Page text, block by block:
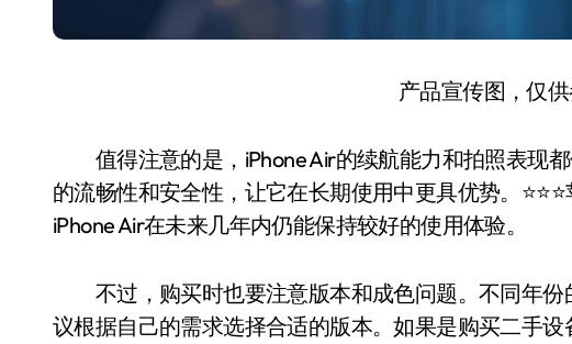
产品宣传图，仅
值得注意的是，iPhone Air的续航能力和拍照表现
的流畅性和安全性，让它在长期使用中更具优势。
iPhone Air在未来几年内仍能保持较好的使用体验。
不过，购买时也要注意版本和成色问题。不同年份
议根据自己的需求选择合适的版本。如果是购买二手